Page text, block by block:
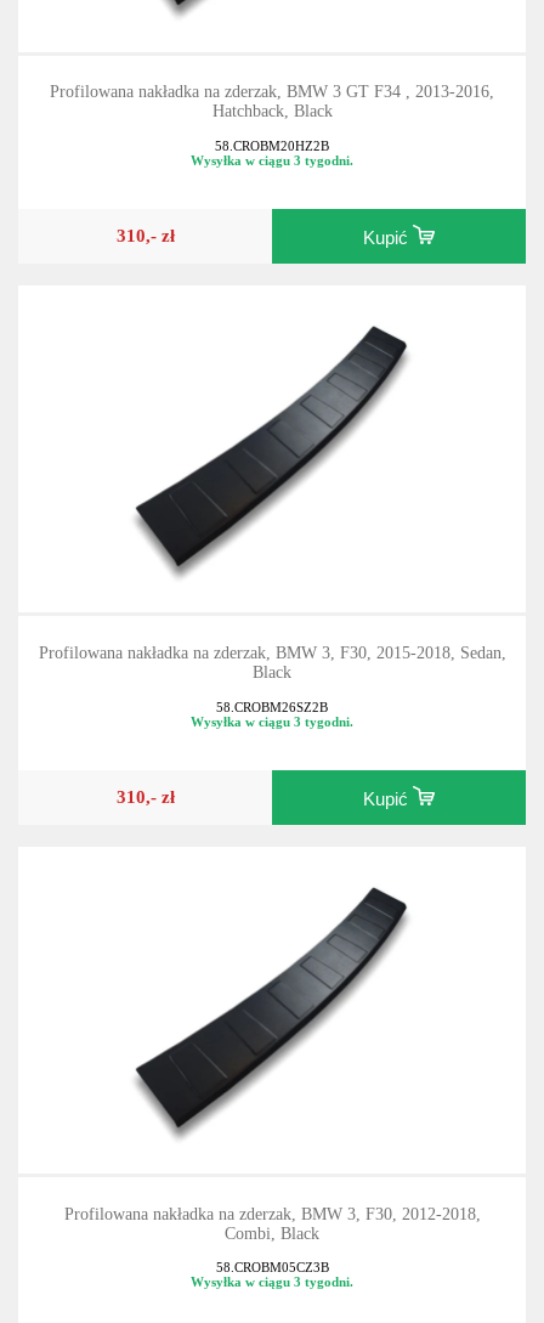
Profilowana nakładka na zderzak, BMW 3 GT F34 , 2013-2016,
Hatchback, Black
58.CROBM20HZ2B
Wysyłka w ciągu 3 tygodni.
310,- zł Kupić
Profilowana nakładka na zderzak, BMW 3, F30, 2015-2018, Sedan,
Black
58.CROBM26SZ2B
Wysyłka w ciągu 3 tygodni.
310,- zł Kupić
Profilowana nakładka na zderzak, BMW 3, F30, 2012-2018,
Combi, Black
58.CROBM05CZ3B
Wysyłka w ciągu 3 tygodni.